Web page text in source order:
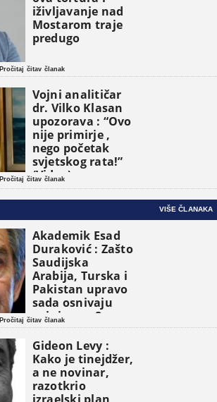
iživljavanje nad
Mostarom traje
predugo
Pročitaj čitav članak
Vojni analitičar
dr. Vilko Klasan
upozorava : “Ovo
nije primirje ,
nego početak
svjetskog rata!”
(Video)
Pročitaj čitav članak
VIŠE ČLANAKA
Akademik Esad
Duraković : Zašto
Saudijska
Arabija, Turska i
Pakistan upravo
sada osnivaju
vojni savez?
Pročitaj čitav članak
Gideon Levy :
Kako je tinejdžer,
a ne novinar,
razotkrio